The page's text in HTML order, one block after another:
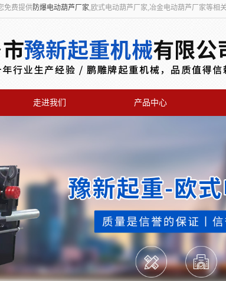
免费提供防爆电动葫芦厂家,欧式电动葫芦厂家,冶金电动葫芦厂家等相
走进我们 产品中心